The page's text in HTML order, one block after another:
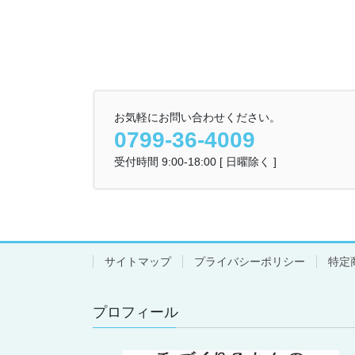
お気軽にお問い合わせください。
0799-36-4009
受付時間 9:00-18:00 [ 日曜除く ]
サイトマップ プライバシーポリシー 特定
プロフィール